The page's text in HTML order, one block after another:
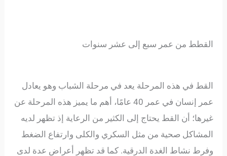
القطط من عمر سبع إلى عشر سنوات
القط في هذه المرحلة يعد في مرحلة الشباب وهو يعادل
عمر إنسان في عمر 40 عامًا، أهم ما يميز هذه المرحلة عن
غيرها؛ أن القط يحتاج إلى الكثير من الرعاية إذ تظهر لديه
المشاكل صحية من مثل السكري والكلى وارتفاع الضغط
وفرط نشاط الغدة الدرقية. كما قد تظهر أعراض عدة لدى